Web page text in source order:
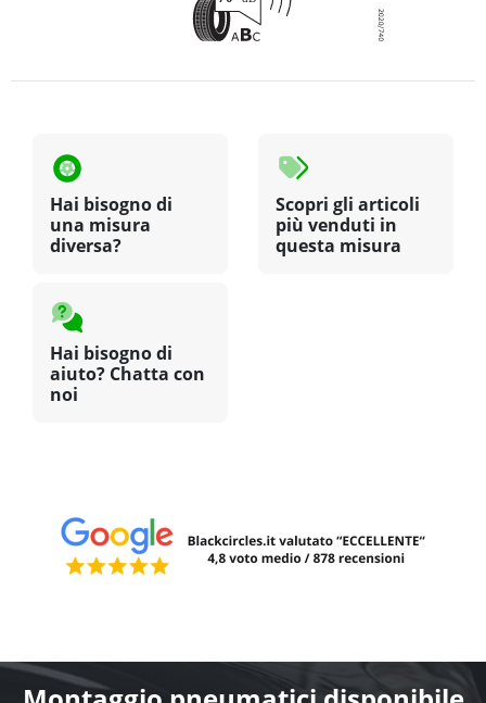
Hai bisogno di
una misura
diversa?
Scopri gli articoli
più venduti in
questa misura
Hai bisogno di
aiuto? Chatta con
noi